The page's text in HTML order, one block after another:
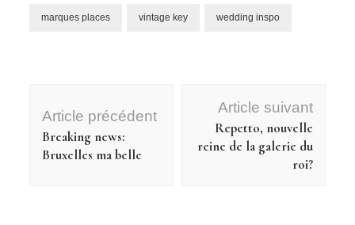
marques places vintage key wedding inspo
d'article
Article précédent
Breaking news:
Bruxelles ma belle
Article suivant
Repetto, nouvelle
reine de la galerie du
roi?